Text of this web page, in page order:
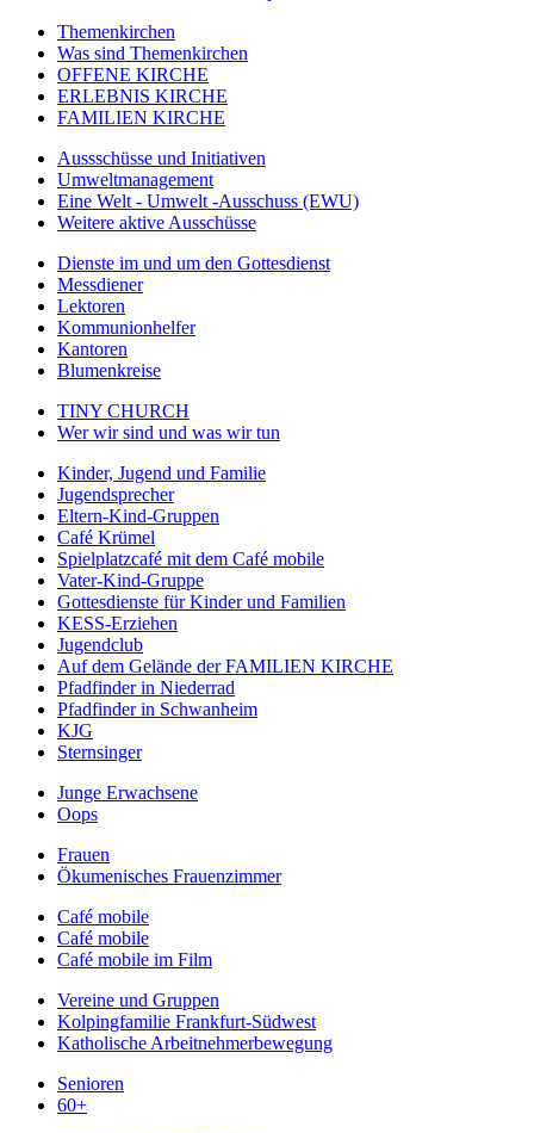
Themenkirchen
Was sind Themenkirchen
OFFENE KIRCHE
ERLEBNIS KIRCHE
FAMILIEN KIRCHE
Aussschüsse und Initiativen
Umweltmanagement
Eine Welt - Umwelt -Ausschuss (EWU)
Weitere aktive Ausschüsse
Dienste im und um den Gottesdienst
Messdiener
Lektoren
Kommunionhelfer
Kantoren
Blumenkreise
TINY CHURCH
Wer wir sind und was wir tun
Kinder, Jugend und Familie
Jugendsprecher
Eltern-Kind-Gruppen
Café Krümel
Spielplatzcafé mit dem Café mobile
Vater-Kind-Gruppe
Gottesdienste für Kinder und Familien
KESS-Erziehen
Jugendclub
Auf dem Gelände der FAMILIEN KIRCHE
Pfadfinder in Niederrad
Pfadfinder in Schwanheim
KJG
Sternsinger
Junge Erwachsene
Oops
Frauen
Ökumenisches Frauenzimmer
Café mobile
Café mobile
Café mobile im Film
Vereine und Gruppen
Kolpingfamilie Frankfurt-Südwest
Katholische Arbeitnehmerbewegung
Senioren
60+